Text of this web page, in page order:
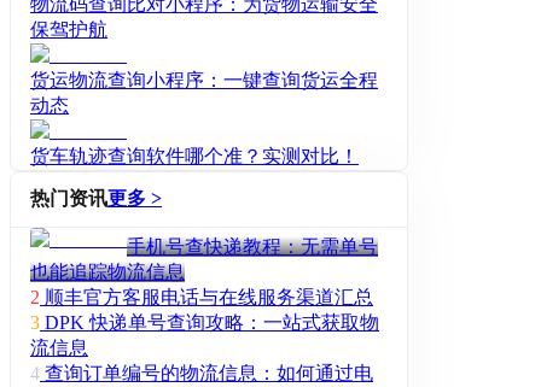
保驾护航
货运物流查询小程序：一键查询货运全程
动态
货车轨迹查询软件哪个准？实测对比！
热门资讯更多 >
手机号查快递教程：无需单号
也能追踪物流信息
2 顺丰官方客服电话与在线服务渠道汇总
3 DPK 快递单号查询攻略：一站式获取物
流信息
4 查询订单编号的物流信息：如何通过电